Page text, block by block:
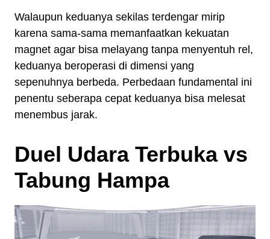
Walaupun keduanya sekilas terdengar mirip
karena sama-sama memanfaatkan kekuatan
magnet agar bisa melayang tanpa menyentuh rel,
keduanya beroperasi di dimensi yang
sepenuhnya berbeda. Perbedaan fundamental ini
penentu seberapa cepat keduanya bisa melesat
menembus jarak.
Duel Udara Terbuka vs
Tabung Hampa